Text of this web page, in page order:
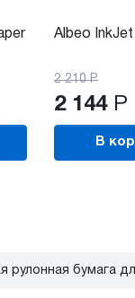
Albeo
2 210 Р
2 144 Р
В
рулонная бумага